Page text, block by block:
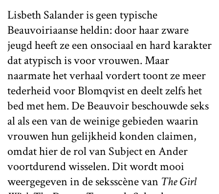
Lisbeth Salander is geen typische
Beauvoiriaanse heldin: door haar zware
jeugd heeft ze een onsociaal en hard karakter
dat atypisch is voor vrouwen. Maar
naarmate het verhaal vordert toont ze meer
tederheid voor Blomqvist en deelt zelfs het
bed met hem. De Beauvoir beschouwde seks
al als een van de weinige gebieden waarin
vrouwen hun gelijkheid konden claimen,
omdat hier de rol van Subject en Ander
voortdurend wisselen. Dit wordt mooi
weergegeven in de seksscène van The Girl